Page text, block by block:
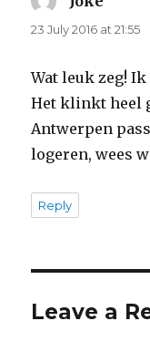
23 July 2016 at 21:55
Wat leuk zeg!
Het klinkt heel
Antwerpen
logeren, wees
Reply
Leave a